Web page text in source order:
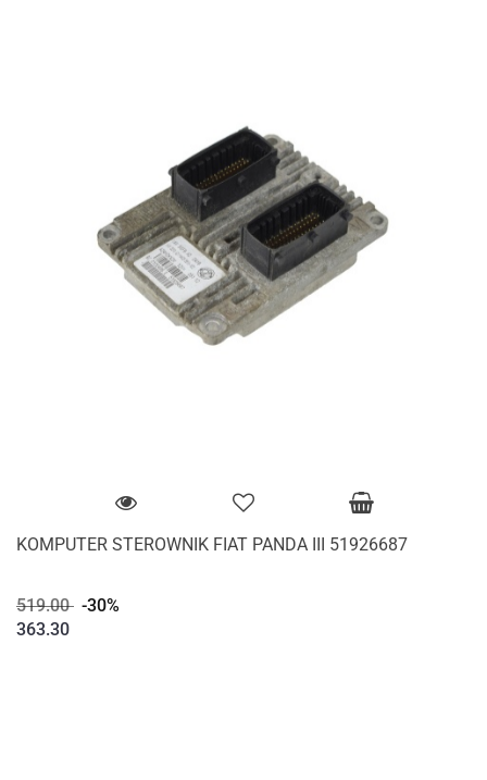
KOMPUTER STEROWNIK FIAT PANDA III 51926687
519.00 -30%
363.30